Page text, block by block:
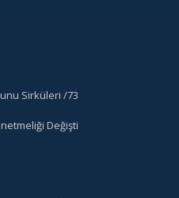
Sirküleri /73
Değişti